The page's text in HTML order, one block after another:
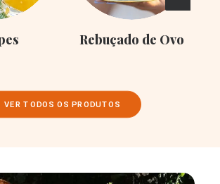
Rebuçado de Ovo
VER TODOS OS PRODUTOS